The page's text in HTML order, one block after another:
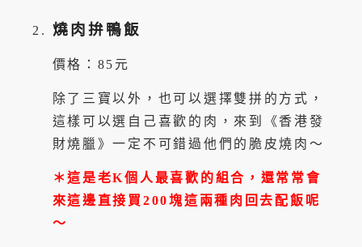
燒肉拚鴨飯
價格：85元
除了三寶以外，也可以選擇雙拼的方式，
這樣可以選自己喜歡的肉，來到《香港發
財燒臘》一定不可錯過他們的脆皮燒肉～
＊這是老K個人最喜歡的組合，還常常會
來這邊直接買200塊這兩種肉回去配飯呢
～